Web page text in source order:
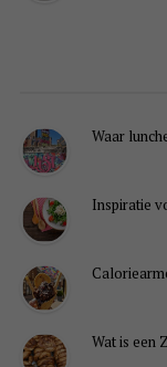
Waar
Inspiratie
Wat is een